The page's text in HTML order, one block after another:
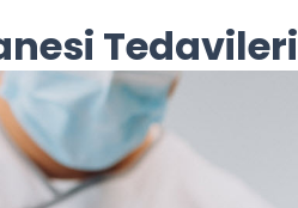
Tedavileri